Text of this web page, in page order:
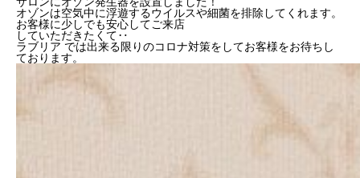
オゾンは空気中に浮遊するウイルスや細菌を排除してくれます。
お客様に少しでも安心してご来店
していただきたくて‥
ラブリア では出来る限りのコロナ対策をしてお客様をお待ちし
ております。